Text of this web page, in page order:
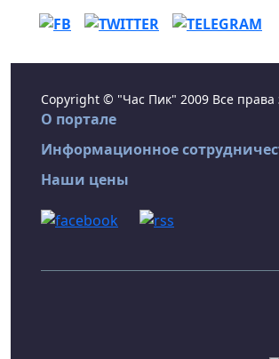
Copyright © "Час Пик" 2009 Все
О портале
Информационное
Наши цены